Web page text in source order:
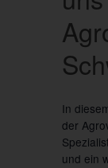
In
der
und ein